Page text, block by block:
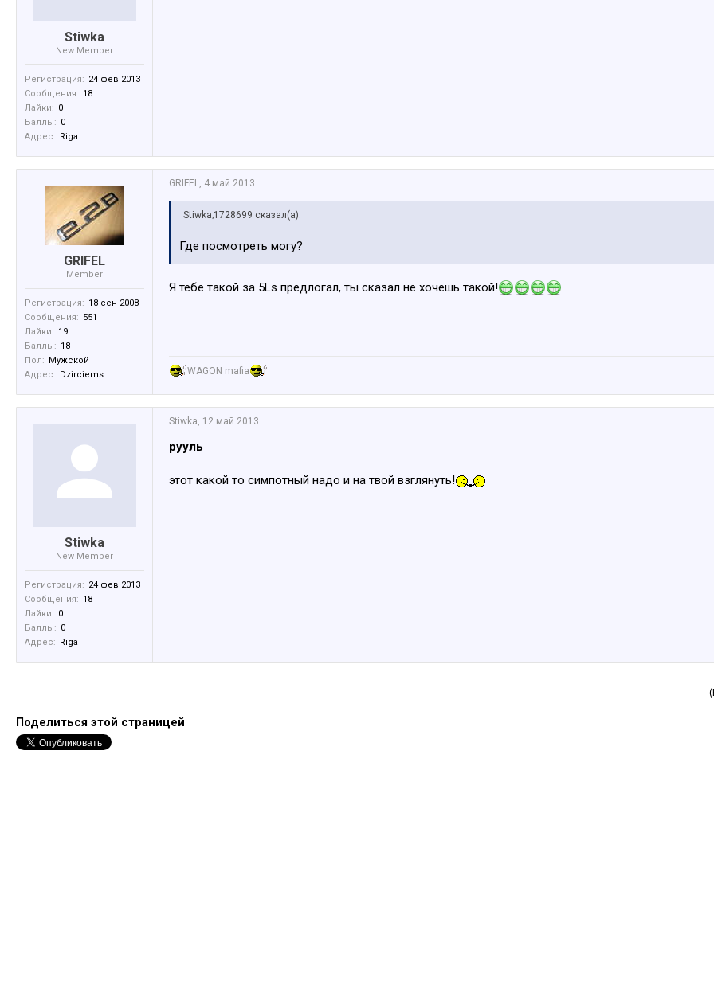
Stiwka
New Member
Регистрация: 24 фев 2013
Сообщения: 18
Лайки: 0
Баллы: 0
Адрес: Riga
GRIFEL
Member
Регистрация: 18 сен 2008
Сообщения: 551
Лайки: 19
Баллы: 18
Пол: Мужской
Адрес: Dzirciems
GRIFEL, 4 май 2013
Stiwka;1728699 сказал(а):
Где посмотреть могу?
Я тебе такой за 5Ls предлогал, ты сказал не хочешь такой!
WAGON mafia
Stiwka
New Member
Регистрация: 24 фев 2013
Сообщения: 18
Лайки: 0
Баллы: 0
Адрес: Riga
Stiwka, 12 май 2013
рууль
этот какой то симпотный надо и на твой взглянуть!
Поделиться этой страницей